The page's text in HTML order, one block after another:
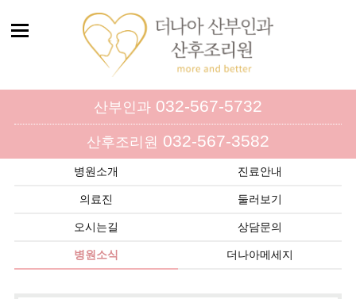
산부인과 032-567-5732
산후조리원 032-567-3582
병원소개 진료안내
의료진 둘러보기
오시는길 상담문의
병원소식 더나아메세지